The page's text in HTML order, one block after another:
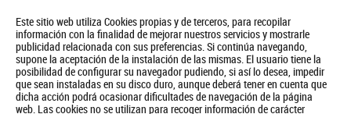
Este sitio web utiliza Cookies propias y de terceros, para recopilar
información con la finalidad de mejorar nuestros servicios y mostrarle
publicidad relacionada con sus preferencias. Si continúa navegando,
supone la aceptación de la instalación de las mismas. El usuario tiene la
posibilidad de configurar su navegador pudiendo, si así lo desea, impedir
que sean instaladas en su disco duro, aunque deberá tener en cuenta que
dicha acción podrá ocasionar dificultades de navegación de la página
web. Las cookies no se utilizan para recoger información de carácter
Quiénes somos Turismo Política de Privacidad Aviso Legal